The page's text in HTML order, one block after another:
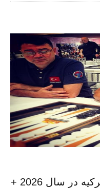
شرایط ورود به کازینو های ترکیه در سال 2026 +